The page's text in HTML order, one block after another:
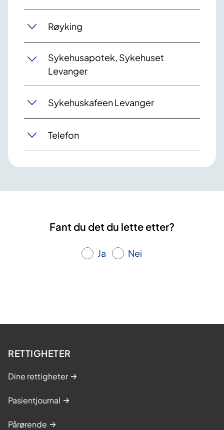
Røyking
Sykehusapotek, Sykehuset
Levanger
Sykehuskafeen Levanger
Telefon
Fant du det du lette etter?
Ja Nei
RETTIGHETER
Dine rettigheter
Pasientjournal
Pårørende